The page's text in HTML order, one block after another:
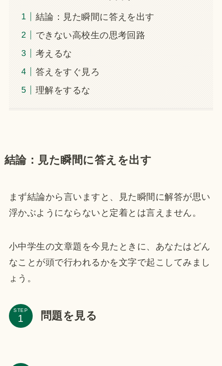
結論：見た瞬間に答えを出す
できない高校生の思考回路
考えるな
答えをすぐ見ろ
理解をするな
結論：見た瞬間に答えを出す
まず結論から言いますと、見た瞬間に解答が思い
浮かぶようにならないと定着とは言えません。
小中学生の文章題を今見たときに、あなたはどん
なことが頭で行われるかを文字で起こしてみまし
ょう。
STEP 問題を見る